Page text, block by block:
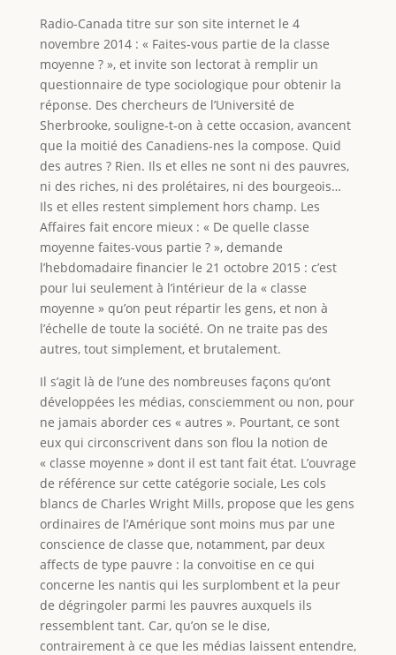
Radio-Canada titre sur son site internet le 4
novembre 2014 : « Faites-vous partie de la classe
moyenne ? », et invite son lectorat à remplir un
questionnaire de type sociologique pour obtenir la
réponse. Des chercheurs de l’Université de
Sherbrooke, souligne-t-on à cette occasion, avancent
que la moitié des Canadiens-nes la compose. Quid
des autres ? Rien. Ils et elles ne sont ni des pauvres,
ni des riches, ni des prolétaires, ni des bourgeois…
Ils et elles restent simplement hors champ. Les
Affaires fait encore mieux : « De quelle classe
moyenne faites-vous partie ? », demande
l’hebdomadaire financier le 21 octobre 2015 : c’est
pour lui seulement à l’intérieur de la « classe
moyenne » qu’on peut répartir les gens, et non à
l’échelle de toute la société. On ne traite pas des
autres, tout simplement, et brutalement.
Il s’agit là de l’une des nombreuses façons qu’ont
développées les médias, consciemment ou non, pour
ne jamais aborder ces « autres ». Pourtant, ce sont
eux qui circonscrivent dans son flou la notion de
« classe moyenne » dont il est tant fait état. L’ouvrage
de référence sur cette catégorie sociale, Les cols
blancs de Charles Wright Mills, propose que les gens
ordinaires de l’Amérique sont moins mus par une
conscience de classe que, notamment, par deux
affects de type pauvre : la convoitise en ce qui
concerne les nantis qui les surplombent et la peur
de dégringoler parmi les pauvres auxquels ils
ressemblent tant. Car, qu’on se le dise,
contrairement à ce que les médias laissent entendre,